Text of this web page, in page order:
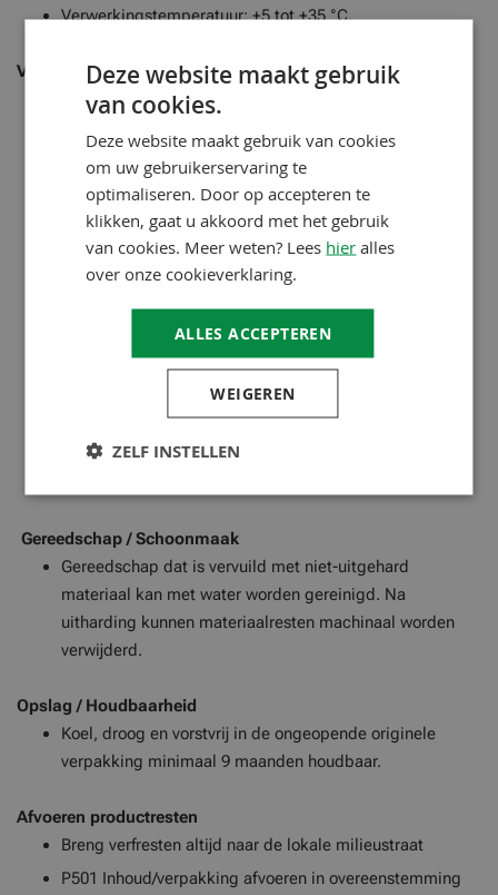
Verwerkingstemperatuur: +5 tot +35 °C.
Verwerkings-tips
Directe blootstelling aan zon en/of wind kan leiden tot
De uithardingstijd is afhankelijk van de
omgevingsomstandigheden. Het neemt toe bij lage
temperatuur en hoge luchtvochtigheid en neemt af bij
hogere temperatuur en lage luchtvochtigheid.
Om de individuele ondergrondhechting en
materiaalcompatibiliteit te controleren, raden we aan
een klein testgebied te creëren om de waterdichte
afdichtingspasta op een goede hechting met de
ondergrond te testen.
Niet gebruiken in de regen.
Bescherm de verse waterdichte afdichtings pasta tegen
Gereedschap / Schoonmaak
Gereedschap dat is vervuild met niet-uitgehard
materiaal kan met water worden gereinigd. Na
uitharding kunnen materiaalresten machinaal worden
verwijderd.
Opslag / Houdbaarheid
Koel, droog en vorstvrij in de ongeopende originele
verpakking minimaal 9 maanden houdbaar.
Afvoeren productresten
Breng verfresten altijd naar de lokale milieustraat
P501 Inhoud/verpakking afvoeren in overeenstemming
Deze website maakt gebruik
van cookies.
Deze website maakt gebruik van cookies
om uw gebruikerservaring te
optimaliseren. Door op accepteren te
klikken, gaat u akkoord met het gebruik
van cookies. Meer weten? Lees hier alles
over onze cookieverklaring.
ALLES ACCEPTEREN
WEIGEREN
ZELF INSTELLEN